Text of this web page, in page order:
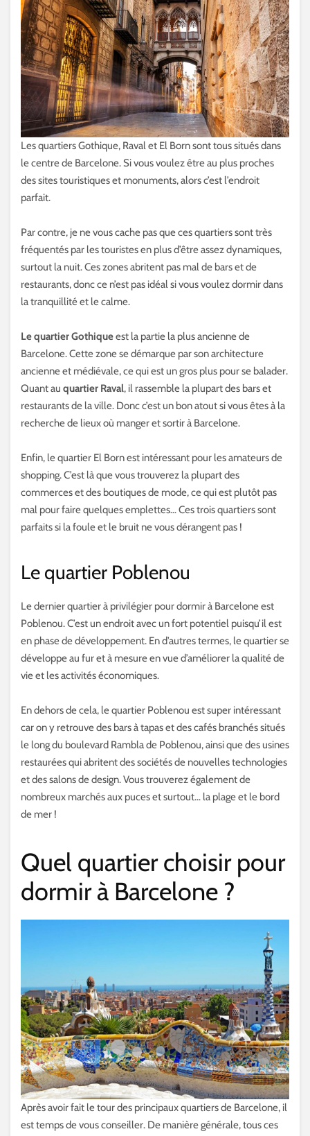
Les quartiers Gothique, Raval et El Born sont tous situés dans
le centre de Barcelone. Si vous voulez être au plus proches
des sites touristiques et monuments, alors c’est l’endroit
parfait.
Par contre, je ne vous cache pas que ces quartiers sont très
fréquentés par les touristes en plus d’être assez dynamiques,
surtout la nuit. Ces zones abritent pas mal de bars et de
restaurants, donc ce n’est pas idéal si vous voulez dormir dans
la tranquillité et le calme.
Le quartier Gothiqueest la partie la plus ancienne de
Barcelone. Cette zone se démarque par son architecture
ancienne et médiévale, ce qui est un gros plus pour se balader.
Quant au quartier Raval, il rassemble la plupart des bars et
restaurants de la ville. Donc c’est un bon atout si vous êtes à la
recherche de lieux où manger et sortir à Barcelone.
Enfin, le quartier El Born est intéressant pour les amateurs de
shopping. C’est là que vous trouverez la plupart des
commerces et des boutiques de mode, ce qui est plutôt pas
mal pour faire quelques emplettes… Ces trois quartiers sont
parfaits si la foule et le bruit ne vous dérangent pas !
Le quartier Poblenou
Le dernier quartier à privilégier pour dormir à Barcelone est
Poblenou. C’est un endroit avec un fort potentiel puisqu’il est
en phase de développement. En d’autres termes, le quartier se
développe au fur et à mesure en vue d’améliorer la qualité de
vie et les activités économiques.
En dehors de cela, le quartier Poblenou est super intéressant
car on y retrouve des bars à tapas et des cafés branchés situés
le long du boulevard Rambla de Poblenou, ainsi que des usines
restaurées qui abritent des sociétés de nouvelles technologies
et des salons de design. Vous trouverez également de
nombreux marchés aux puces et surtout… la plage et le bord
de mer !
Quel quartier choisir pour
dormir à Barcelone ?
Après avoir fait le tour des principaux quartiers de Barcelone, il
est temps de vous conseiller. De manière générale, tous ces